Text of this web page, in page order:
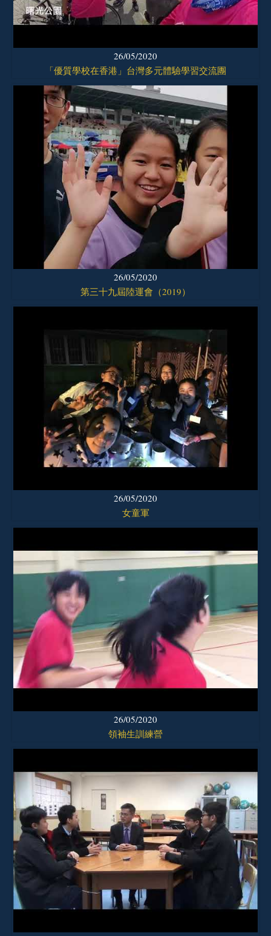
26/05/2020
「優質學校在香港」台灣多元體驗學習交流團
26/05/2020
第三十九屆陸運會（2019）
26/05/2020
女童軍
26/05/2020
領袖生訓練營